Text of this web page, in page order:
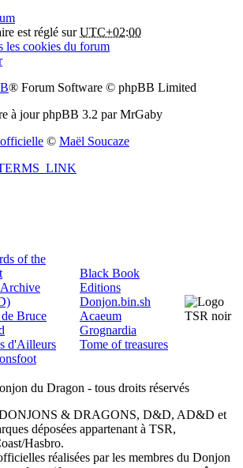
est réglé surUTC+02:00
les cookies du forum
® Forum Software © phpBB Limited
à jour phpBB 3.2 par MrGaby
© Maël Soucaze
of the
Bruce
d'Ailleurs
Black Book
Editions
Donjon.bin.sh
Acaeum
Grognardia
Tome of treasures
du Dragon - tous droits réservés
DONJONS & DRAGONS, D&D, AD&D et
déposées appartenant à TSR,
Hasbro.
réalisées par les membres du Donjon